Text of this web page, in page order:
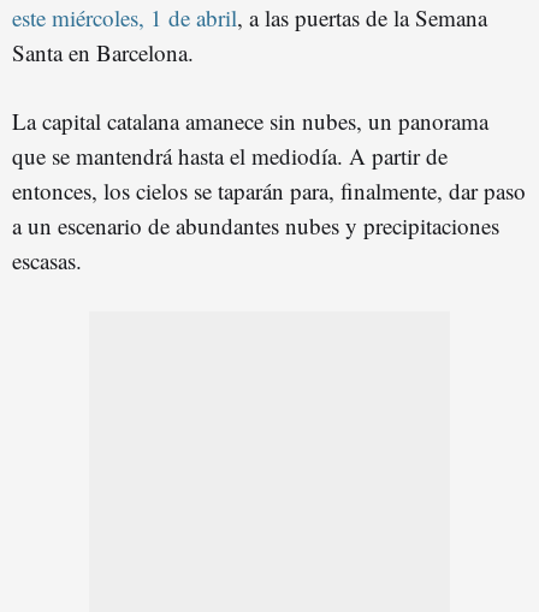
este miércoles, 1 de abril, a las puertas de la Semana
Santa en Barcelona.
La capital catalana amanece sin nubes, un panorama
que se mantendrá hasta el mediodía. A partir de
entonces, los cielos se taparán para, finalmente, dar paso
a un escenario de abundantes nubes y precipitaciones
escasas.